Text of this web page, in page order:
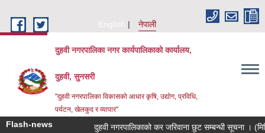
English
नेपाली
दुहवी नगरपालिका नगर कार्यपालिकाको कार्यालय,
दुहवी, सुनसरी
"दुहवी नगरपालिका विकासको आधार कृषि, उद्योग, प्रविधि,
पर्यटन, खेलकुद र व्यापार"
Flash-news दुहवी नगरपालिकाको कर जरिवाना छुट सम्बन्धी सूचना ।